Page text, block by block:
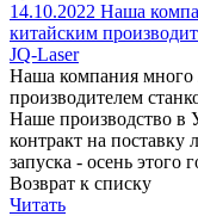
14.10.2022 Наша
китайским
JQ-Laser
Наша компания много
производителем
Наше производство в
контракт на поставку
запуска - осень этого
Возврат к списку
Читать